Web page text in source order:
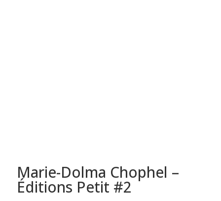
Marie-Dolma Chophel –
Éditions Petit #2